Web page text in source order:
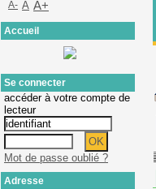
A- A A+
Accueil
Se connecter
accéder à votre compte de
lecteur
Mot de passe oublié ?
Adresse